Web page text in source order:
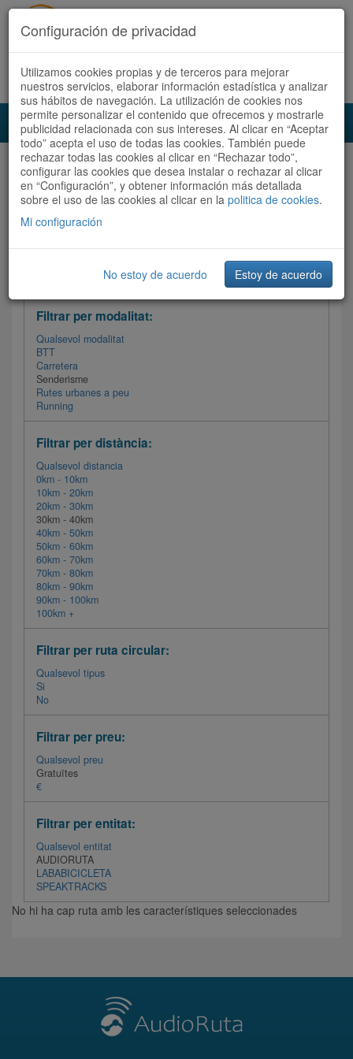
Accedeix Registra't ara Español Català
Audioruta Totes les rutes
Totes les rutes Ordenar per: Més recents / Dificultat
Filtrar les rutes
Filtrar per modalitat:
Qualsevol modalitat
BTT
Carretera
Senderisme
Rutes urbanes a peu
Running
Filtrar per distància:
Qualsevol distancia
0km - 10km
10km - 20km
20km - 30km
30km - 40km
40km - 50km
50km - 60km
60km - 70km
70km - 80km
80km - 90km
90km - 100km
100km +
Filtrar per ruta circular:
Qualsevol tipus
Si
No
Filtrar per preu:
Qualsevol preu
Gratuïtes
€
Filtrar per entitat:
Qualsevol entitat
AUDIORUTA
LABABICICLETA
SPEAKTRACKS
No hi ha cap ruta amb les característiques seleccionades
Configuración de privacidad
Utilizamos cookies propias y de terceros para mejorar
nuestros servicios, elaborar información estadística y analizar
sus hábitos de navegación. La utilización de cookies nos
permite personalizar el contenido que ofrecemos y mostrarle
publicidad relacionada con sus intereses. Al clicar en “Aceptar
todo” acepta el uso de todas las cookies. También puede
rechazar todas las cookies al clicar en “Rechazar todo”,
configurar las cookies que desea instalar o rechazar al clicar
en “Configuración”, y obtener información más detallada
sobre el uso de las cookies al clicar en la politica de cookies.
Mi configuración
No estoy de acuerdo Estoy de acuerdo